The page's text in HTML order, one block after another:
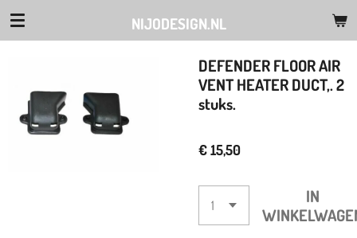
Ga
hoofdinhoud
NIJODESIGN.NL
DEFENDER FLOOR AIR
VENT HEATER DUCT,. 2
stuks.
€ 15,50
IN